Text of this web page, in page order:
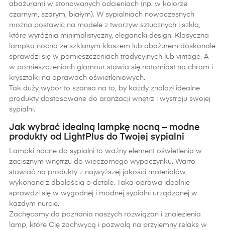
abażurami w stonowanych odcieniach (np. w kolorze
czarnym, szarym, białym). W sypialniach nowoczesnych
można postawić na modele z tworzyw sztucznych i szkła,
które wyróżnia minimalistyczny, elegancki design. Klasyczna
lampka nocna ze szklanym kloszem lub abażurem doskonale
sprawdzi się w pomieszczeniach tradycyjnych lub vintage. A
w pomieszczeniach glamour stawia się natomiast na chrom i
kryształki na oprawach oświetleniowych.
Tak duży wybór to szansa na to, by każdy znalazł idealne
produkty dostosowane do aranżacji wnętrz i wystroju swojej
sypialni.
Jak wybrać idealną lampkę nocną – modne
produkty od LightPlus do Twojej sypialni
Lampki nocne do sypialni to ważny element oświetlenia w
zacisznym wnętrzu do wieczornego wypoczynku. Warto
stawiać na produkty z najwyższej jakości materiałów,
wykonane z dbałością o detale. Taka oprawa idealnie
sprawdzi się w wygodnej i modnej sypialni urządzonej w
każdym nurcie.
Zachęcamy do poznania naszych rozwiązań i znalezienia
lamp, które Cię zachwycą i pozwolą na przyjemny relaks w